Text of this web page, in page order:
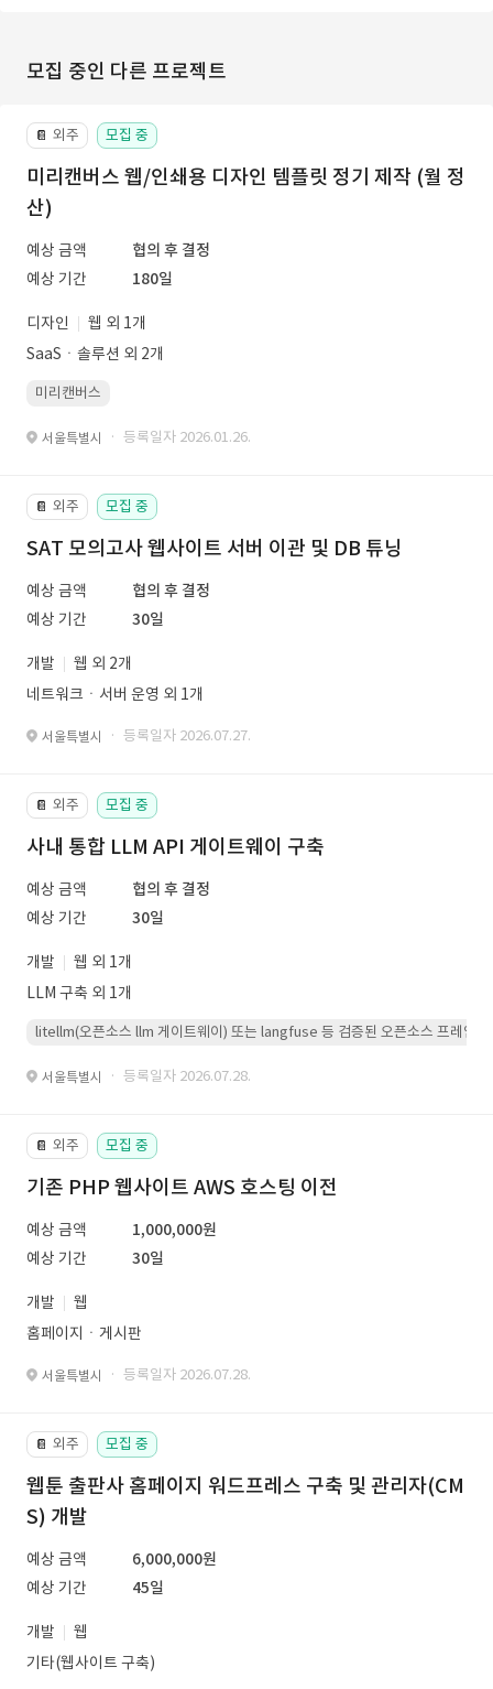
모집 중인 다른 프로젝트
📔 외주 모집 중
미리캔버스 웹/인쇄용 디자인 템플릿 정기 제작 (월 정
산)
예상 금액
협의 후 결정
예상 기간
180일
디자인
웹 외 1개
SaaSㆍ솔루션 외 2개
미리캔버스
서울특별시 · 등록일자 2026.01.26.
📔 외주 모집 중
SAT 모의고사 웹사이트 서버 이관 및 DB 튜닝
예상 금액
협의 후 결정
예상 기간
30일
개발
웹 외 2개
네트워크ㆍ서버 운영 외 1개
서울특별시 · 등록일자 2026.07.27.
📔 외주 모집 중
사내 통합 LLM API 게이트웨이 구축
예상 금액
협의 후 결정
예상 기간
30일
개발
웹 외 1개
LLM 구축 외 1개
litellm(오픈소스 llm 게이트웨이) 또는 langfuse 등 검증된 오픈소스 프레임워
서울특별시 · 등록일자 2026.07.28.
📔 외주 모집 중
기존 PHP 웹사이트 AWS 호스팅 이전
예상 금액
1,000,000원
예상 기간
30일
개발
웹
홈페이지ㆍ게시판
서울특별시 · 등록일자 2026.07.28.
📔 외주 모집 중
웹툰 출판사 홈페이지 워드프레스 구축 및 관리자(CM
S) 개발
예상 금액
6,000,000원
예상 기간
45일
개발
웹
기타(웹사이트 구축)